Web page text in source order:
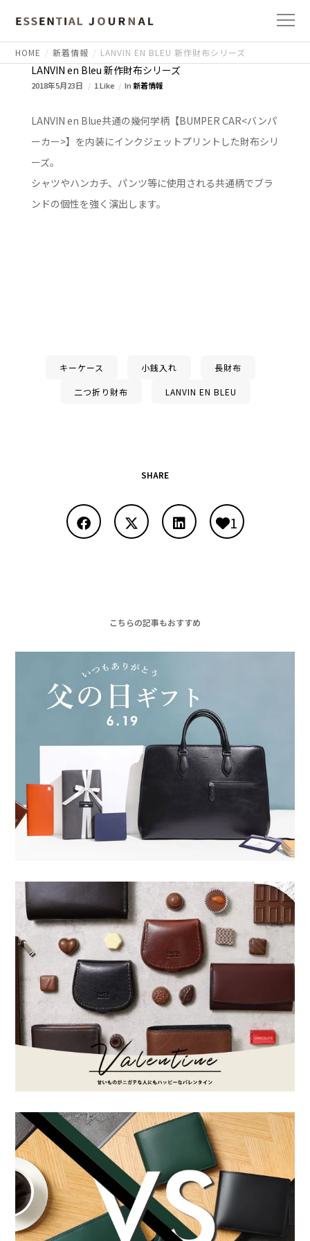
HOME 新着情報 LANVIN EN BLEU 新作財布シリーズ
LANVIN en Bleu 新作財布シリーズ
2018年5月23日 1 Like In新着情報
LANVIN en Blue共通の幾何学柄【BUMPER CAR<バンパ
ーカー>】を内装にインクジェットプリントした財布シリ
ーズ。
シャツやハンカチ、パンツ等に使用される共通柄でブラ
ンドの個性を強く演出します。
キーケース 小銭入れ 長財布
二つ折り財布 LANVIN EN BLEU
SHARE
1
こちらの記事もおすすめ